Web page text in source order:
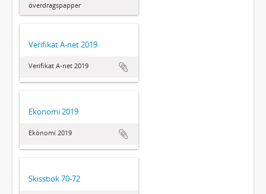
överdragspapper
Verifikat A-net 2019
Verifikat A-net 2019
Ekonomi 2019
Ekonomi 2019
Skissbok 70-72